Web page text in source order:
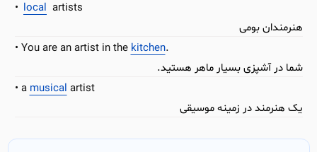
local artists
هنرمندان بومی
You are an artist in the kitchen.
شما در آشپزی بسیار ماهر هستید.
a musical artist
یک هنرمند در زمینه موسیقی